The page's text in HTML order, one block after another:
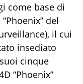
come base di
“Phoenix” del
rveillance), il cui
insediato
cinque
“Phoenix”